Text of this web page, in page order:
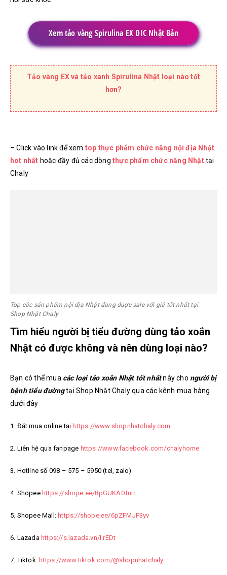
Xem tảo vàng Spirulina EX DIC Nhật Bản
Tảo vàng EX và tảo xanh Spirulina Nhật loại nào tốt
hơn?
– Click vào link để xem top thực phẩm chức năng nội địa Nhật
hot nhất hoặc đầy đủ các dòngthực phẩm chức năng Nhậttại
Chaly
Top các sản phẩm nội địa Nhật đang được sale với giá tốt nhất tại
Shop Nhật Chaly
Tìm hiểu người bị tiểu đường dùng tảo xoắn
Nhật có được không và nên dùng loại nào?
Bạn có thể mua các loại tảo xoắn Nhật tốt nhấtnày chongười bị
bệnh tiểu đườngtại Shop Nhật Chaly qua các kênh mua hàng
dưới đây
1. Đặt mua online tại https://www.shopnhatchaly.com
2. Liên hệ qua fanpage https://www.facebook.com/chalyhome
3. Hotline số 098 – 575 – 5950 (tel, zalo)
4. Shopee https://shope.ee/8pGUKA0TnH
5. Shopee Mall: https://shope.ee/6pZFMJF3yv
6. Lazada https://s.lazada.vn/l.rEDt
7. Tiktok: https://www.tiktok.com/@shopnhatchaly